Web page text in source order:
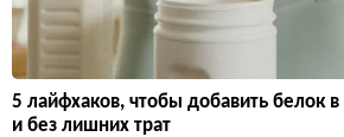
5 лайфхаков, чтобы добавить
и без лишних трат